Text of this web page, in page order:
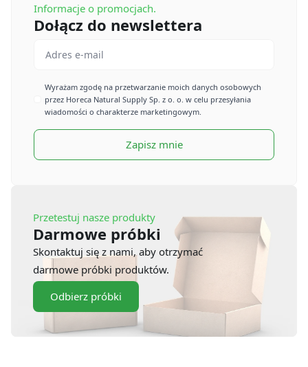
Informacje o promocjach.
Dołącz do newslettera
Imię
Wyrażam zgodę na przetwarzanie moich danych osobowych
przez Horeca Natural Supply Sp. z o. o. w celu przesyłania
wiadomości o charakterze marketingowym.
Zapisz mnie
Przetestuj nasze produkty
Darmowe próbki
Skontaktuj się z nami, aby otrzymać
darmowe próbki produktów.
Odbierz próbki